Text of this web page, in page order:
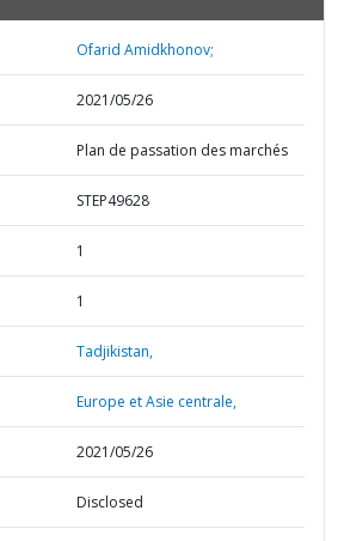
Ofarid Amidkhonov;
2021/05/26
Plan de passation des marchés
STEP49628
1
1
Tadjikistan,
Europe et Asie centrale,
2021/05/26
Disclosed